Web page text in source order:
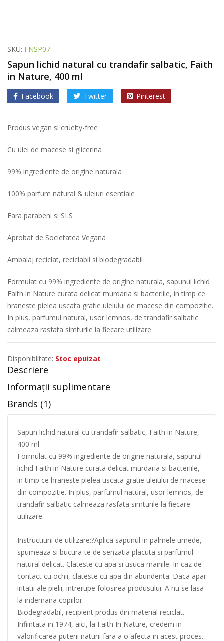
SKU: FNSP07
Sapun lichid natural cu trandafir salbatic, Faith
in Nature, 400 ml
Facebook Twitter Pinterest
Produs vegan si cruelty-free
Cu ulei de macese si glicerina
99% ingrediente de origine naturala
100% parfum natural & uleiuri esentiale
Fara parabeni si SLS
Aprobat de Societatea Vegana
Ambalaj reciclat, reciclabil si biodegradabil
Formulat cu 99% ingrediente de origine naturala, sapunul lichid
Faith in Nature curata delicat murdaria si bacteriile, in timp ce
hraneste pielea uscata gratie uleiului de macese din compozitie.
In plus, parfumul natural, usor lemnos, de trandafir salbatic
calmeaza rasfata simturile la fiecare utilizare
Disponiblitate: Stoc epuizat
Descriere
Informații suplimentare
Brands (1)
Sapun lichid natural cu trandafir salbatic, Faith in Nature,
400 ml
Formulat cu 99% ingrediente de origine naturala, sapunul
lichid Faith in Nature curata delicat murdaria si bacteriile,
in timp ce hraneste pielea uscata gratie uleiului de macese
din compozitie. In plus, parfumul natural, usor lemnos, de
trandafir salbatic calmeaza rasfata simturile la fiecare
utilizare.
Instructiuni de utilizare:?Aplica sapunul in palmele umede,
spumeaza si bucura-te de senzatia placuta si parfumul
natural delicat. Clateste cu apa si usuca mainile. In caz de
contact cu ochii, clateste cu apa din abundenta. Daca apar
iritatii ale pielii, intrerupe folosirea produsului. A nu se lasa
la indemana copiilor.
Biodegradabil, recipient produs din material reciclat.
Infiintata in 1974, aici, la Faith In Nature, credem in
valorificarea puterii naturii fara a o afecta in acest proces.